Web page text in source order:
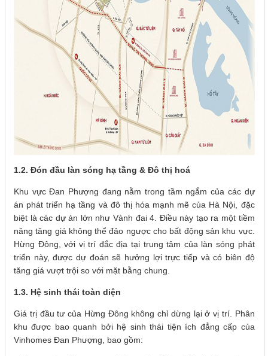
1.2. Đón đầu làn sóng hạ tầng & Đô thị hoá
Khu vực Đan Phượng đang nằm trong tầm ngắm của các dự
án phát triển hạ tầng và đô thị hóa mạnh mẽ của Hà Nội, đặc
biệt là các dự án lớn như Vành đai 4. Điều này tạo ra một tiềm
năng tăng giá không thể đảo ngược cho bất động sản khu vực.
Hừng Đông, với vị trí đắc địa tại trung tâm của làn sóng phát
triển này, được dự đoán sẽ hưởng lợi trực tiếp và có biên độ
tăng giá vượt trội so với mặt bằng chung.
1.3. Hệ sinh thái toàn diện
Giá trị đầu tư của Hừng Đông không chỉ dừng lại ở vị trí. Phân
khu được bao quanh bởi hệ sinh thái tiện ích đẳng cấp của
Vinhomes Đan Phượng, bao gồm: